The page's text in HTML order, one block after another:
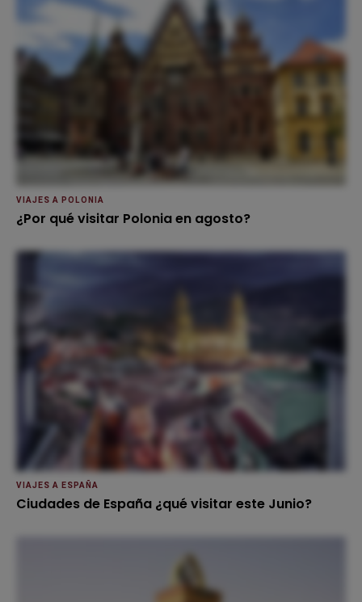
VIAJES A POLONIA
¿Por qué visitar Polonia en agosto?
VIAJES A ESPAÑA
Ciudades de España ¿qué visitar este Junio?